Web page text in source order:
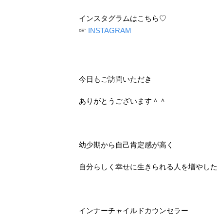
インスタグラムはこちら♡
☞ INSTAGRAM
今日もご訪問いただき
ありがとうございます＾＾
幼少期から自己肯定感が高く
自分らしく幸せに生きられる人を増やし
インナーチャイルドカウンセラー